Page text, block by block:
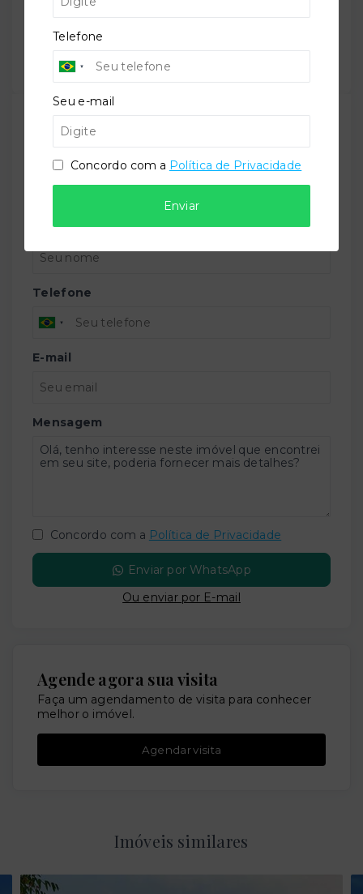
Compartilhar
TORQUATO - Corretor de Imóveis
CRECI -42643f
(47) 9 9147-9687
Nome
Telefone
E-mail
Mensagem
Concordo com a Política de Privacidade
Enviar por WhatsApp
Ou enviar por E-mail
Agende agora sua visita
Faça um agendamento de visita para conhecer
melhor o imóvel.
Agendar visita
Imóveis similares
Telefone
Seu e-mail
Concordo com a Política de Privacidade
Enviar